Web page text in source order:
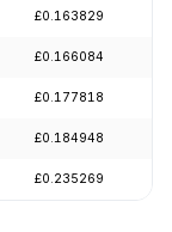
£0.163829
£0.166084
£0.177818
£0.184948
£0.235269